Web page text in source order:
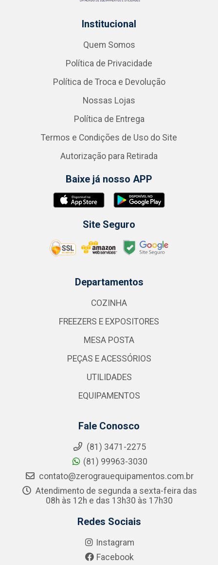
Institucional
Quem Somos
Política de Privacidade
Política de Troca e Devolução
Nossas Lojas
Política de Entrega
Termos e Condições de Uso do Site
Autorização para Retirada
Baixe já nosso APP
Site Seguro
Departamentos
COZINHA
FREEZERS E EXPOSITORES
MESA POSTA
PEÇAS E ACESSÓRIOS
UTILIDADES
EQUIPAMENTOS
Fale Conosco
(81) 3471-2275
(81) 99963-3030
contato@zerograuequipamentos.com.br
Atendimento de segunda a sexta-feira das
08h às 12h e das 13h30 às 17h30
Redes Sociais
Instagram
Facebook